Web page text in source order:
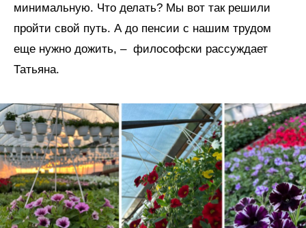
минимальную. Что делать? Мы вот так решили
пройти свой путь. А до пенсии с нашим трудом
еще нужно дожить, – философски рассуждает
Татьяна.